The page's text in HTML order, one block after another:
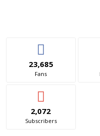
23,685
Fans
2,072
Subscribers